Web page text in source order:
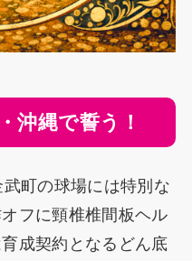
沖縄で誓う！
町の球場には特別な
フに頸椎椎間板ヘル
成契約となるどん底